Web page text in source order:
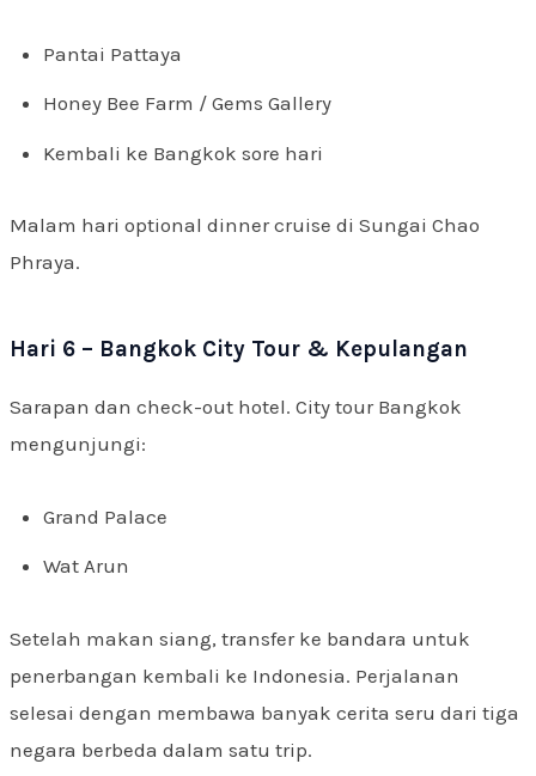
Pantai Pattaya
Honey Bee Farm / Gems Gallery
Kembali ke Bangkok sore hari
Malam hari optional dinner cruise di Sungai Chao
Phraya.
Hari 6 – Bangkok City Tour & Kepulangan
Sarapan dan check-out hotel. City tour Bangkok
mengunjungi:
Grand Palace
Wat Arun
Setelah makan siang, transfer ke bandara untuk
penerbangan kembali ke Indonesia. Perjalanan
selesai dengan membawa banyak cerita seru dari tiga
negara berbeda dalam satu trip.